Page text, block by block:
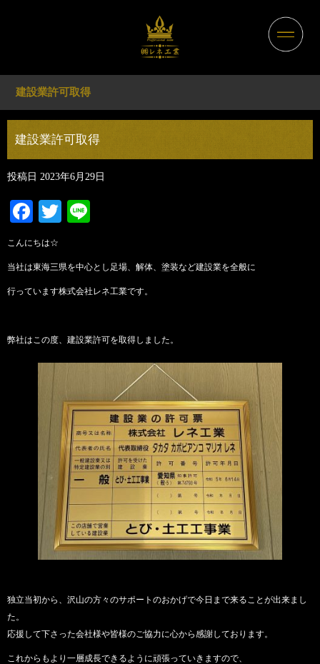
建設業許可取得
建設業許可取得
投稿日 2023年6月29日
Facebook
Twitter
こんにちは☆
当社は東海三県を中心とし足場、解体、塗装など建設業を全般に
行っています株式会社レネ工業です。
弊社はこの度、建設業許可を取得しました。
独立当初から、沢山の方々のサポートのおかげで今日まで来ることが出来まし
た。
応援して下さった会社様や皆様のご協力に心から感謝しております。
これからもより一層成長できるように頑張っていきますので、